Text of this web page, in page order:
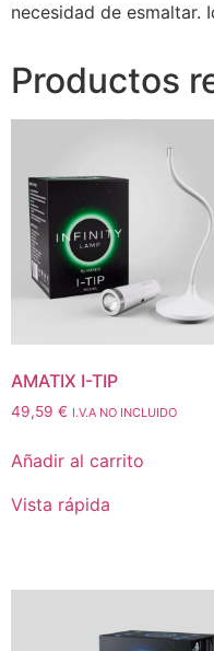
necesidad de esmaltar.
Productos
AMATIX I-TIP
49,59 € I.V.A NO INCLUIDO
Añadir al carrito
Vista rápida